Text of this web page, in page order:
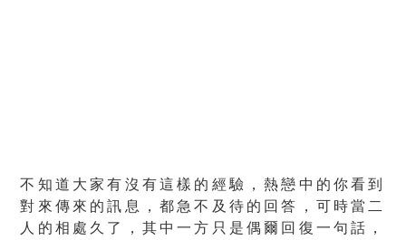
不知道大家有沒有這樣的經驗，熱戀中的你看到
對來傳來的訊息，都急不及待的回答，可時當二
人的相處久了，其中一方只是偶爾回復一句話，